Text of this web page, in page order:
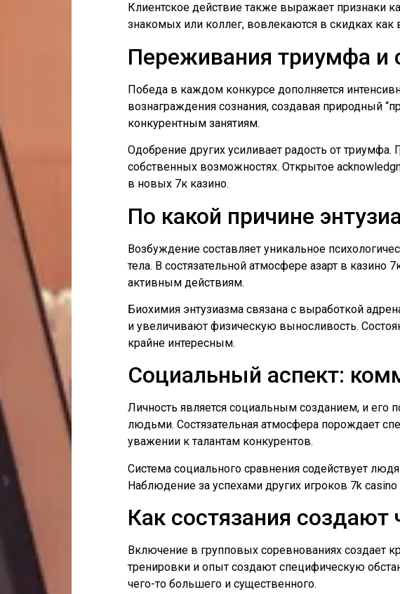
Клиентское действие также выражает признаки
знакомых или коллег, вовлекаются в скидках
Переживания триумфа и
Победа в каждом конкурсе дополняется
вознаграждения сознания, создавая природный
конкурентным занятиям.
Одобрение других усиливает радость от триумфа.
собственных возможностях. Открытое
в новых 7к казино.
По какой причине
Возбуждение составляет уникальное
тела. В состязательной атмосфере азарт в казино
активным действиям.
Биохимия энтузиазма связана с выработкой
и увеличивают физическую выносливость.
крайне интересным.
Социальный аспект:
Личность является социальным созданием, и его
людьми. Состязательная атмосфера порождает
уважении к талантам конкурентов.
Система социального сравнения содействует
Наблюдение за успехами других игроков 7k
Как состязания
Включение в групповых соревнованиях создает
тренировки и опыт создают специфическую
чего-то большего и существенного.